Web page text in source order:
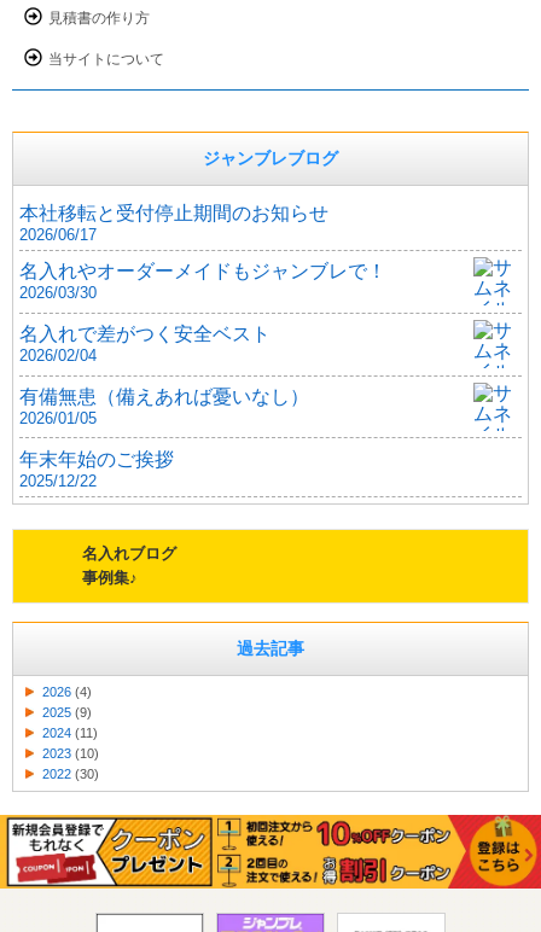
見積書の作り方
当サイトについて
ジャンブレブログ
本社移転と受付停止期間のお知らせ
2026/06/17
名入れやオーダーメイドもジャンブレで！
2026/03/30
名入れで差がつく安全ベスト
2026/02/04
有備無患（備えあれば憂いなし）
2026/01/05
年末年始のご挨拶
2025/12/22
名入れブログ
事例集♪
過去記事
2026 (4)
2025 (9)
2024 (11)
2023 (10)
2022 (30)